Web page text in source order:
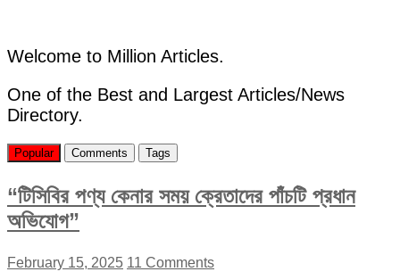
Welcome to Million Articles.
One of the Best and Largest Articles/News
Directory.
Popular Comments Tags
“টিসিবির পণ্য কেনার সময় ক্রেতাদের পাঁচটি প্রধান
অভিযোগ”
February 15, 2025 11 Comments